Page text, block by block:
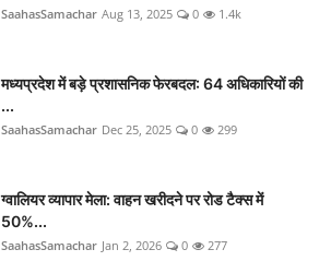
SaahasSamachar Aug 13, 2025 0 1.4k
मध्यप्रदेश में बड़े प्रशासनिक फेरबदल: 64 अधिकारियों की
...
SaahasSamachar Dec 25, 2025 0 299
ग्वालियर व्यापार मेला: वाहन खरीदने पर रोड टैक्स में
50%...
SaahasSamachar Jan 2, 2026 0 277